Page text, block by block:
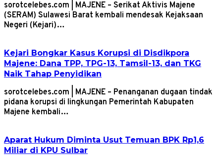
sorotcelebes.com | MAJENE – Serikat Aktivis Majene
(SERAM) Sulawesi Barat kembali mendesak Kejaksaan
Negeri (Kejari)…
Kejari Bongkar Kasus Korupsi di Disdikpora
Majene: Dana TPP, TPG-13, Tamsil-13, dan TKG
Naik Tahap Penyidikan
sorotcelebes.com | MAJENE – Penanganan dugaan tindak
pidana korupsi di lingkungan Pemerintah Kabupaten
Majene kembali…
Aparat Hukum Diminta Usut Temuan BPK Rp1,6
Miliar di KPU Sulbar